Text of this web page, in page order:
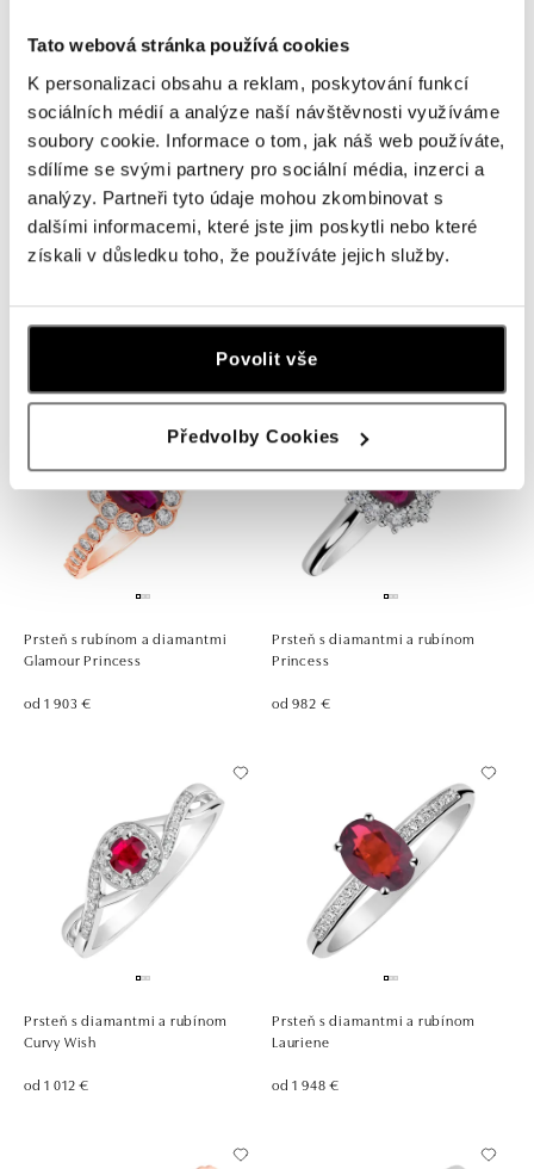
Tato webová stránka používá cookies
K personalizaci obsahu a reklam, poskytování funkcí
sociálních médií a analýze naší návštěvnosti využíváme
soubory cookie. Informace o tom, jak náš web používáte,
sdílíme se svými partnery pro sociální média, inzerci a
analýzy. Partneři tyto údaje mohou zkombinovat s
dalšími informacemi, které jste jim poskytli nebo které
získali v důsledku toho, že používáte jejich služby.
Povolit vše
Předvolby Cookies
Prsteň s diamantmi a rubínom
od 975 €
Prsteň s rubínom, ruženínom a
od 1 216 €
Prsteň s rubínom a diamantmi
Glamour Princess
od 1 903 €
Prsteň s diamantmi a rubínom
Princess
od 982 €
Prsteň s diamantmi a rubínom
Curvy Wish
od 1 012 €
Prsteň s diamantmi a rubínom
Lauriene
od 1 948 €